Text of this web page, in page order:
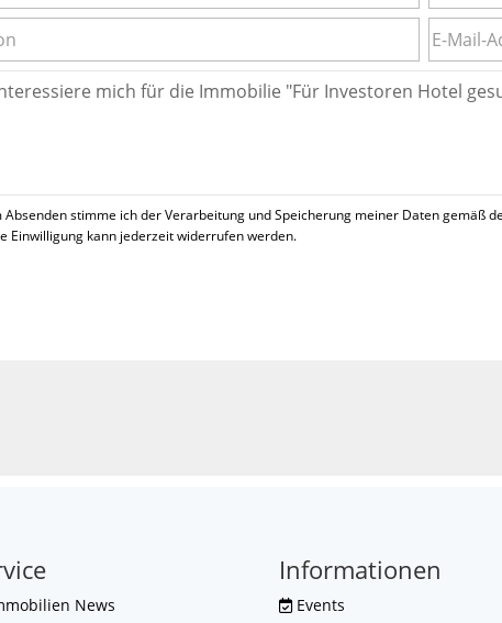
Absenden stimme ich der Verarbeitung und Speicherung meiner Daten gemäß
Einwilligung kann jederzeit widerrufen werden.
News
Informationen
Events